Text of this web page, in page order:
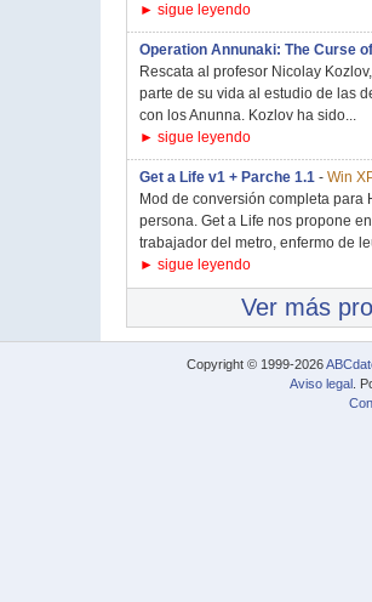
► sigue leyendo
Operation Annunaki: The Curse
Rescata al profesor Nicolay
parte de su vida al estudio de las
con los Anunna. Kozlov ha sido...
► sigue leyendo
Get a Life v1 + Parche 1.1 - Win
Mod de conversión completa
persona. Get a Life nos propone
trabajador del metro, enfermo de
► sigue leyendo
Ver más
Copyright © 1999-2026
Aviso legal .